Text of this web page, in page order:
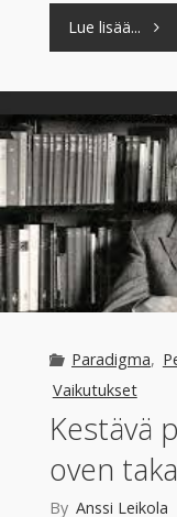
Lue lisää...
Paradigma,
Vaikutukset
Kestävä
oven
By Anssi Leikola